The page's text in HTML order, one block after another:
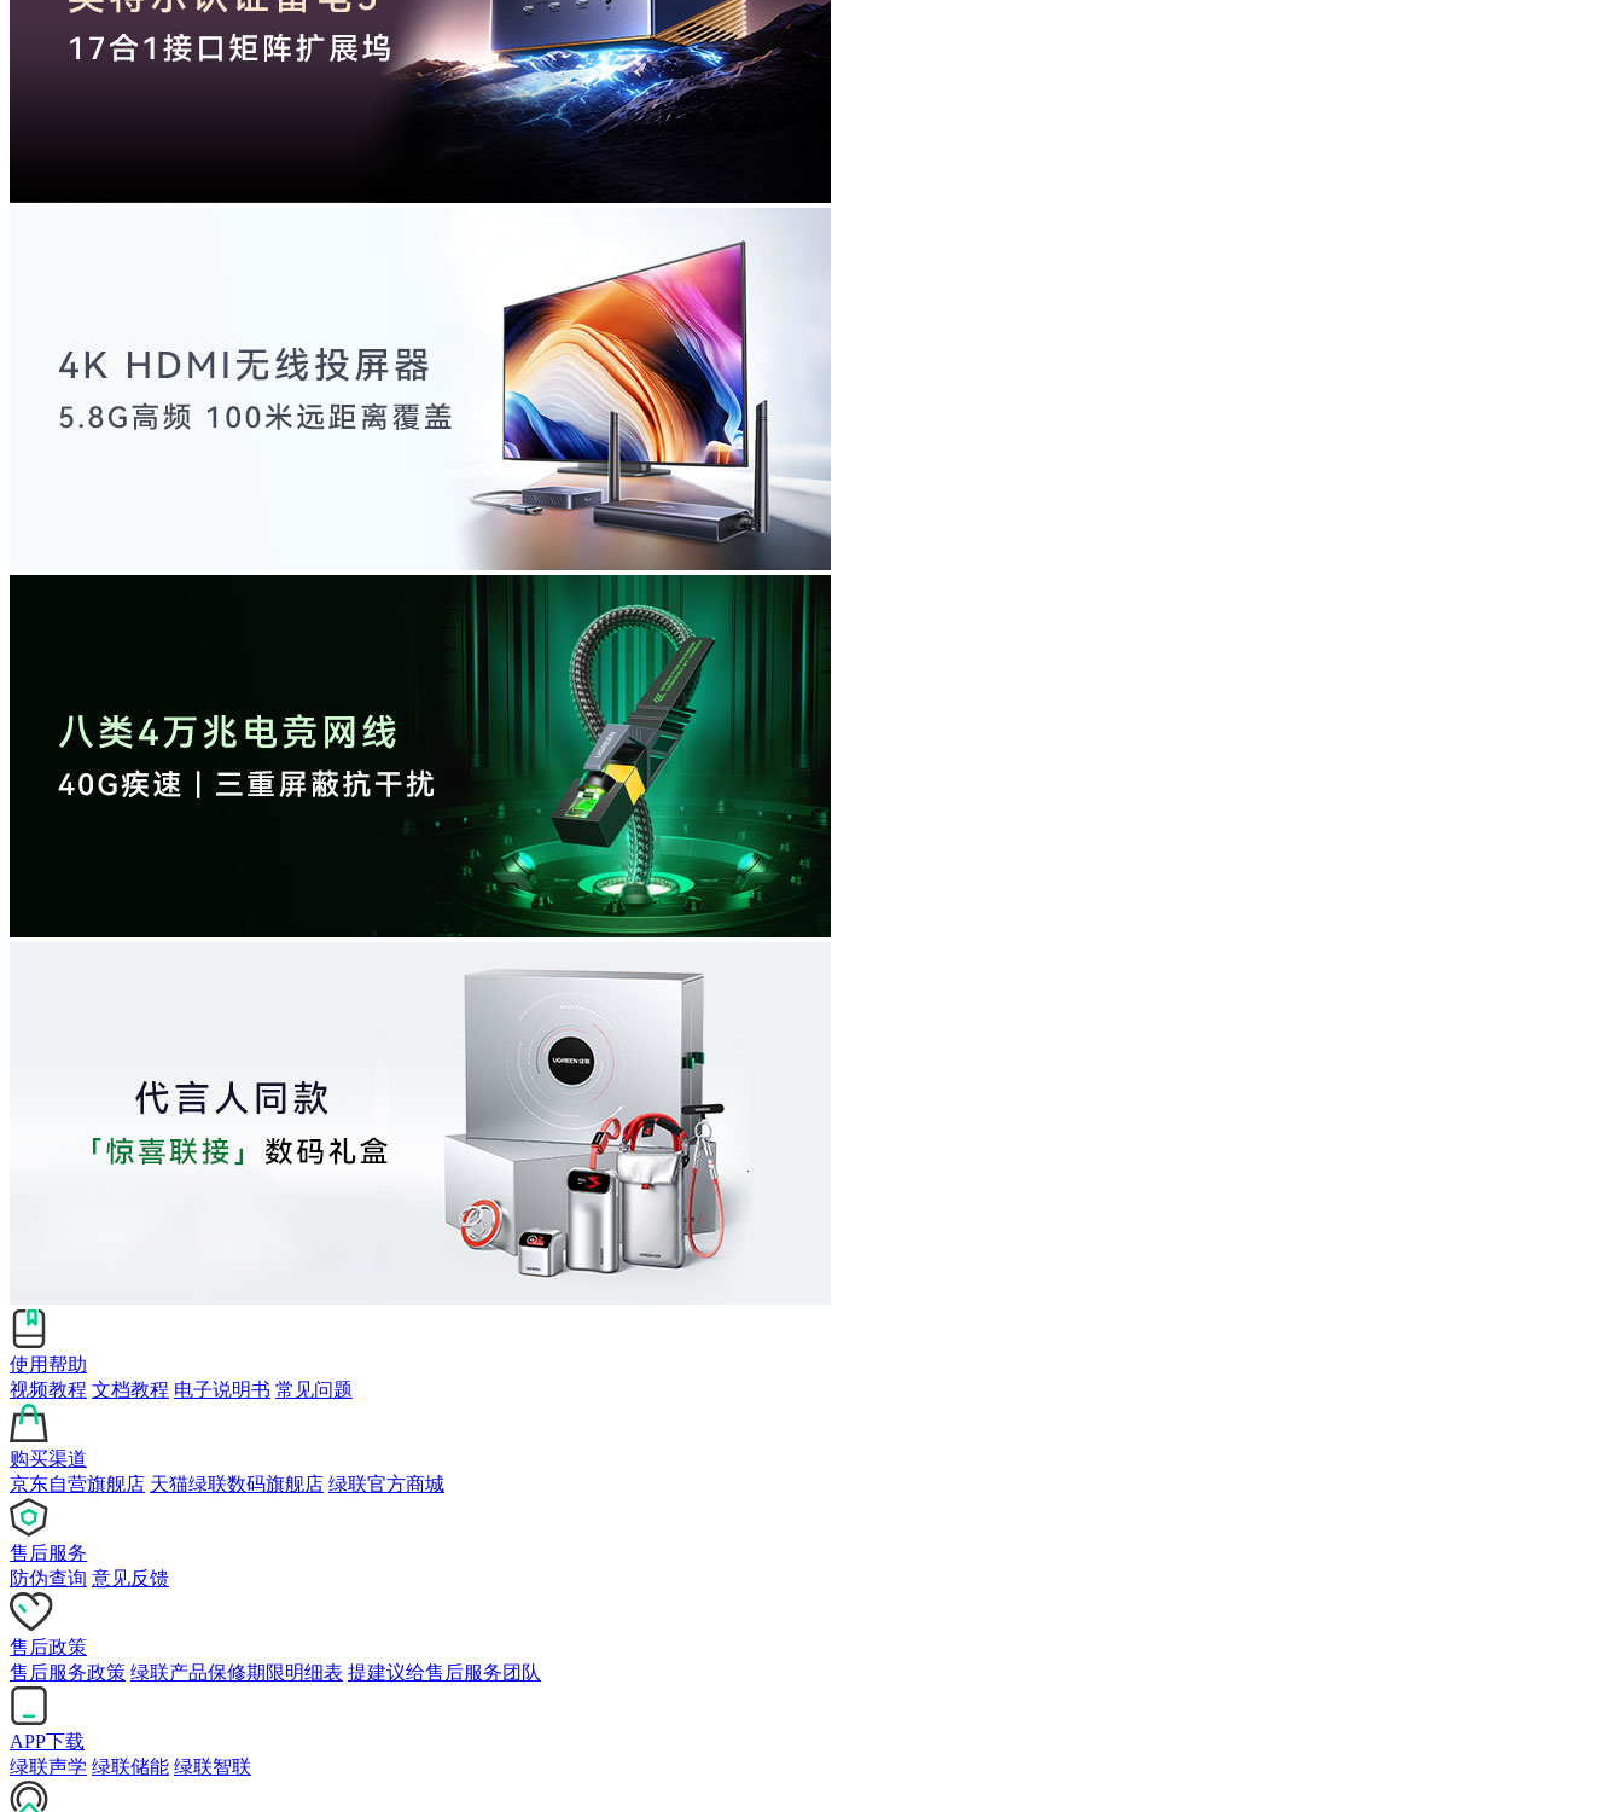
使用帮助
视频教程 文档教程 电子说明书 常见问题
购买渠道
京东自营旗舰店 天猫绿联数码旗舰店 绿联官方商城
售后服务
防伪查询 意见反馈
售后政策
售后服务政策 绿联产品保修期限明细表 提建议给售后服务团队
APP下载
绿联声学 绿联储能 绿联智联